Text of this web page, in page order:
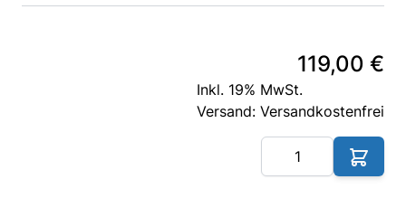
119,00 €
Inkl. 19% MwSt.
Versand: Versandkostenfrei